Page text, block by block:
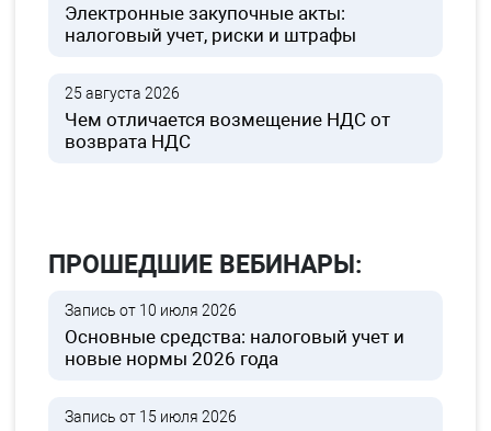
Электронные закупочные акты:
налоговый учет, риски и штрафы
25 августа 2026
Чем отличается возмещение НДС от
возврата НДС
ПРОШЕДШИЕ ВЕБИНАРЫ:
Запись от 10 июля 2026
Основные средства: налоговый учет и
новые нормы 2026 года
Запись от 15 июля 2026